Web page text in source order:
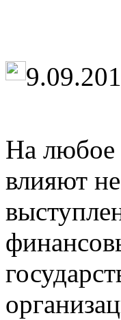
На любое
влияют